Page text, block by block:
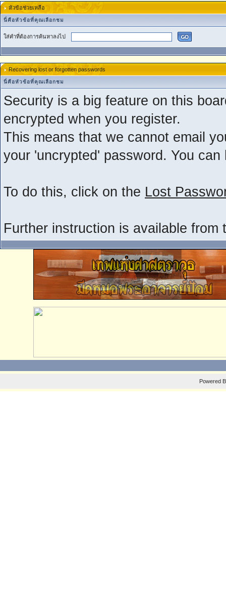
หัวข้อช่วยเหลือ
นี่คือหัวข้อที่คุณเลือกชม
ใส่คำที่ต้องการค้นหาลงไป
Recovering lost or forgotten passwords
นี่คือหัวข้อที่คุณเลือกชม
Security is a big feature on this
encrypted when you register.
This means that we cannot email
your 'uncrypted' password. You
To do this, click on the Lost
Further instruction is available from
Powered